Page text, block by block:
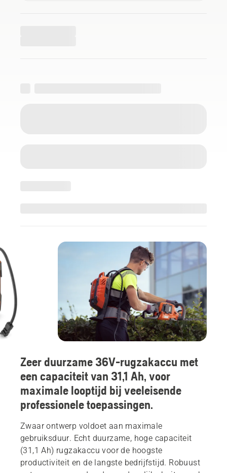
Zeer duurzame 36V-rugzakaccu met
een capaciteit van 31,1 Ah, voor
maximale looptijd bij veeleisende
professionele toepassingen.
Zwaar ontwerp voldoet aan maximale
gebruiksduur. Echt duurzame, hoge capaciteit
(31,1 Ah) rugzakaccu voor de hoogste
productiviteit en de langste bedrijfstijd. Robuust